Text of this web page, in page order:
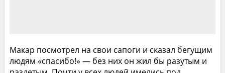
Макар посмотрел на свои сапоги и сказал бегущим
людям «спасибо!» — без них он жил бы разутым и